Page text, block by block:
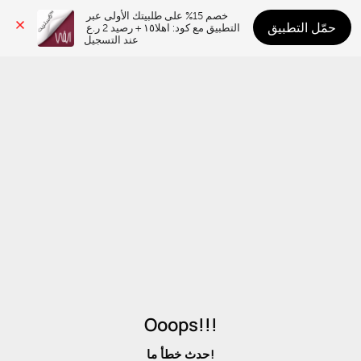
عند التسجيل
حمّل التطبيق
Ooops!!!
حدث خطأ ما!